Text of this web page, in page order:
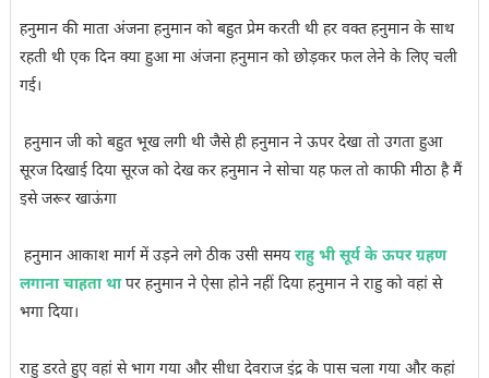
हनुमान की माता अंजना हनुमान को बहुत प्रेम करती थी हर वक्त हनुमान के साथ
रहती थी एक दिन क्या हुआ मा अंजना हनुमान को छोड़कर फल लेने के लिए चली
गई।
हनुमान जी को बहुत भूख लगी थी जैसे ही हनुमान ने ऊपर देखा तो उगता हुआ
सूरज दिखाई दिया सूरज को देख कर हनुमान ने सोचा यह फल तो काफी मीठा है मैं
इसे जरूर खाऊंगा
हनुमान आकाश मार्ग में उड़ने लगे ठीक उसी समयराहु भी सूर्य के ऊपर ग्रहण
लगाना चाहता थापर हनुमान ने ऐसा होने नहीं दिया हनुमान ने राहु को वहां से
भगा दिया।
राहु डरते हुए वहां से भाग गया और सीधा देवराज इंद्र के पास चला गया और कहां